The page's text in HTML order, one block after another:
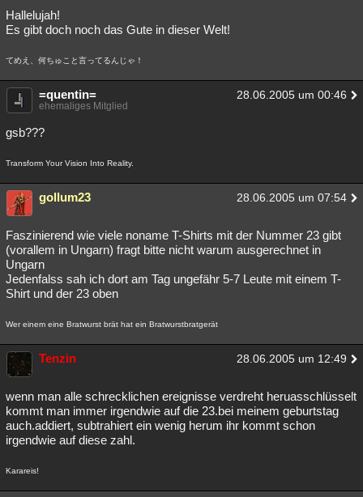
Hallelujah!
Es gibt doch noch das Gute in dieser Welt!
てめえ、何ちゅこと言ってるんじゃ！
=quentin= 28.06.2005 um 00:46
ehemaliges Mitglied
gsb???
Transform Your Vision Into Reality.
gollum23 28.06.2005 um 07:54
Faszinierend wie viele noname T-Shirts mit der Nummer 23 gibt
(vorallem in Ungarn) fragt bitte nicht warum ausgerechnet in
Ungarn
Jedenfalss sah ich dort am Tag ungefähr 5-7 Leute mit einem T-
Shirt und der 23 oben
Wer einem eine Bratwurst brät hat ein Bratwurstbratgerät
Tenzin 28.06.2005 um 12:49
wenn man alle schrecklichen ereignisse verdreht heruasschlüsselt
kommt man immer irgendwie auf die 23.bei meinem geburtstag
auch.addiert, subtrahiert ein wenig herum ihr kommt schon
irgendwie auf diese zahl.
Karareis!